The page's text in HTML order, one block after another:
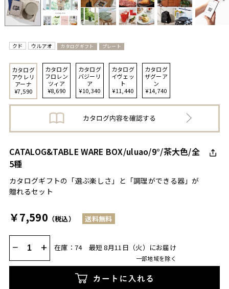
クド ウルアオ カタログギフト プレート
カタログ
アウレリ
アーナ
¥7,590
カタログ
フロレン
ツィア
¥8,690
カタログ
バジーリ
ア
¥10,340
カタログ
イヴェッ
ト
¥11,440
カタログ
ザグーア
ン
¥14,740
CATALOG&TABLE WARE BOX/uluao/9°/茶大色/全
5種
カタログギフトの「選ぶ楽しさ」と「調理ができる器」が
贈れるセット
￥7,590 （税込） 送料無料
− + 在庫：74 最短 8月11日（火）にお届け
一部地域を除く
カートに入れる